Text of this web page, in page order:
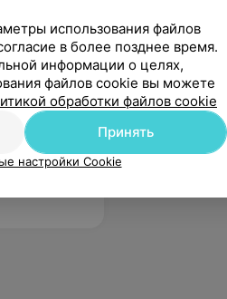
и
использования файлов
в более позднее время.
информации о целях,
файлов cookie вы можете
обработки файлов cookie
Принять
настройки Cookie